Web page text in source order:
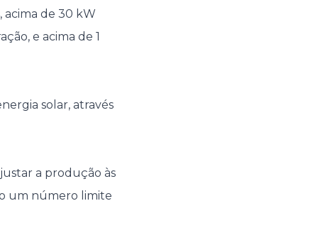
acima de 30 kW
e acima de 1
solar, através
a produção às
um número limite